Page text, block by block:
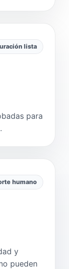
lista
para
humano
y
pueden